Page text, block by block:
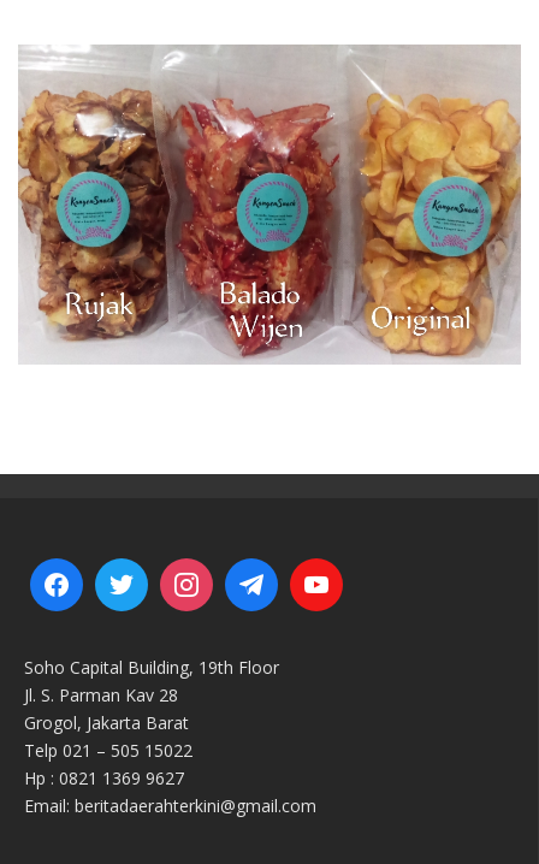
Soho Capital Building, 19th Floor
Jl. S. Parman Kav 28
Grogol, Jakarta Barat
Telp 021 – 505 15022
Hp : 0821 1369 9627
Email: beritadaerahterkini@gmail.com